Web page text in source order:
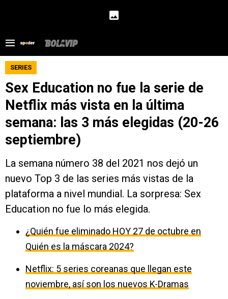
SERIES
Sex Education no fue la serie de
Netflix más vista en la última
semana: las 3 más elegidas (20-26
septiembre)
La semana número 38 del 2021 nos dejó un
nuevo Top 3 de las series más vistas de la
plataforma a nivel mundial. La sorpresa: Sex
Education no fue lo más elegida.
¿Quién fue eliminado HOY 27 de octubre en
Quién es la máscara 2024?
Netflix: 5 series coreanas que llegan este
noviembre, así son los nuevos K-Dramas